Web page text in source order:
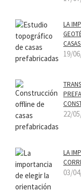
LA
19/
22/
LA
03/